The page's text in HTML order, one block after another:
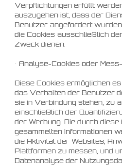
Verpflichtungen erfüllt
auszugehen ist, dass der
Benutzer angefordert
die Cookies ausschließlich
Zweck dienen.
• Analyse-Cookies oder
Diese Cookies ermöglichen
das Verhalten der Benutzer
sie in Verbindung stehen, zu
einschließlich der
der Werbung. Die durch
gesammelten Informationen
die Aktivität der Websites,
Plattformen zu messen, und
Datenanalyse der